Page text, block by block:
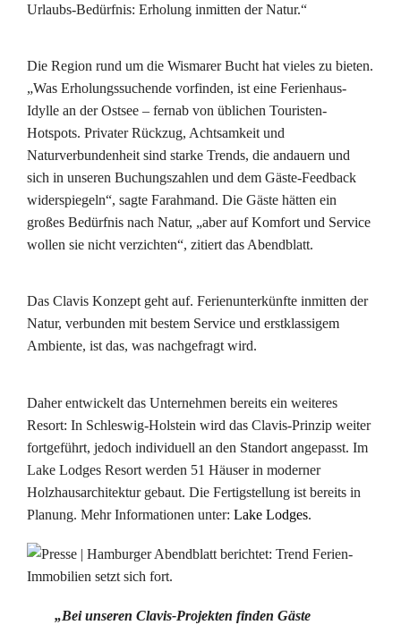
Urlaubs-Bedürfnis: Erholung inmitten der Natur.“
Die Region rund um die Wismarer Bucht hat vieles zu bieten.
„Was Erholungssuchende vorfinden, ist eine Ferienhaus-
Idylle an der Ostsee – fernab von üblichen Touristen-
Hotspots. Privater Rückzug, Achtsamkeit und
Naturverbundenheit sind starke Trends, die andauern und
sich in unseren Buchungszahlen und dem Gäste-Feedback
widerspiegeln“, sagte Farahmand. Die Gäste hätten ein
großes Bedürfnis nach Natur, „aber auf Komfort und Service
wollen sie nicht verzichten“, zitiert das Abendblatt.
Das Clavis Konzept geht auf. Ferienunterkünfte inmitten der
Natur, verbunden mit bestem Service und erstklassigem
Ambiente, ist das, was nachgefragt wird.
Daher entwickelt das Unternehmen bereits ein weiteres
Resort: In Schleswig-Holstein wird das Clavis-Prinzip weiter
fortgeführt, jedoch individuell an den Standort angepasst. Im
Lake Lodges Resort werden 51 Häuser in moderner
Holzhausarchitektur gebaut. Die Fertigstellung ist bereits in
Planung. Mehr Informationen unter: Lake Lodges.
„Bei unseren Clavis-Projekten finden Gäste